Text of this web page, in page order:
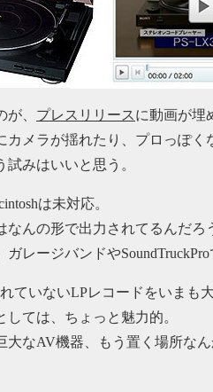
、 プレスリリース に動画が埋
カメラが揺れたり、プロっぽく
試みはいいと思う。
は未対応。
なんの形で出力されてるんだろ
レージバンドや
ていないLPレコードをいまも
しては、ちょっと魅力的。
大なAV機器、もう置く場所なん